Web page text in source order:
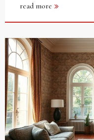
read more